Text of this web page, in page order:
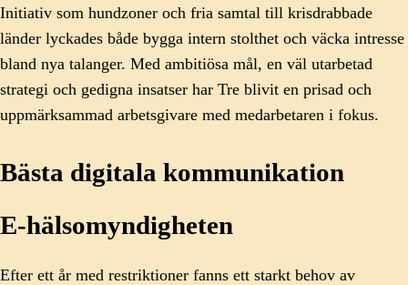
Initiativ som hundzoner och fria samtal till krisdrabbade
länder lyckades både bygga intern stolthet och väcka intresse
bland nya talanger. Med ambitiösa mål, en väl utarbetad
strategi och gedigna insatser har Tre blivit en prisad och
uppmärksammad arbetsgivare med medarbetaren i fokus.
Bästa digitala kommunikation
E-hälsomyndigheten
Efter ett år med restriktioner fanns ett starkt behov av